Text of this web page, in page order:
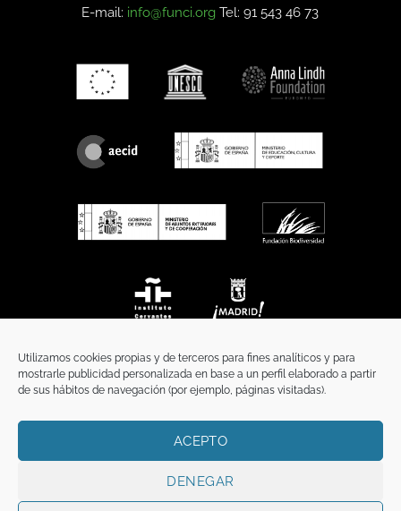
Utilizamos cookies propias y de terceros para fines analíticos y para
mostrarle publicidad personalizada en base a un perfil elaborado a partir
de sus hábitos de navegación (por ejemplo, páginas visitadas).
ACEPTO
DENEGAR
E-mail: info@funci.org Tel: 91 543 46 73
TÉRMINOS Y CONDICIONES
Copyright 2026 ©FunciFUNCI es titular de los derechos de propiedad